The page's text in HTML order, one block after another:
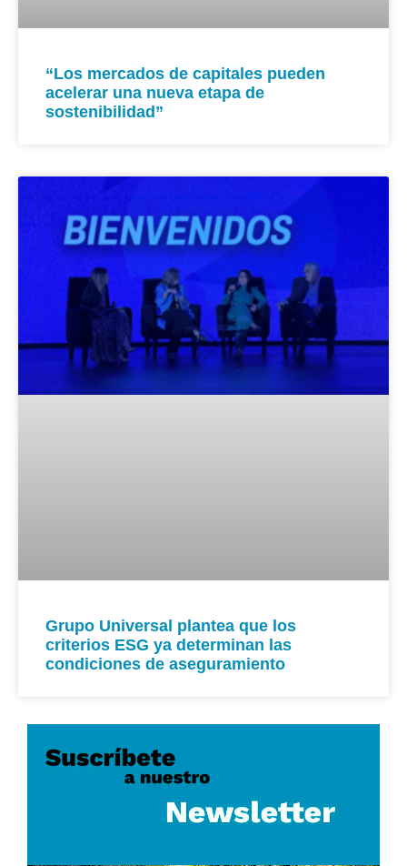
“Los mercados de capitales pueden
acelerar una nueva etapa de
sostenibilidad”
Grupo Universal plantea que los
criterios ESG ya determinan las
condiciones de aseguramiento